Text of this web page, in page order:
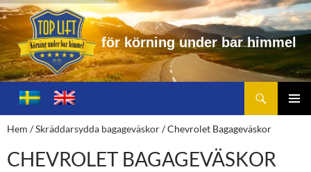
för körning under bar himme
Toplift.se – för körning under bar himmel
HOPPA
TILL
INNEHÅLL
Hem /Skräddarsydda bagageväskor/ Chevrolet Bagageväskor
CHEVROLET BAGAGEVÄSKOR